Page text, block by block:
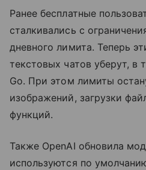
Ранее бесплатные
сталкивались с
дневного лимита. Теперь
текстовых чатов уберут, в
Go. При этом лимиты
изображений, загрузки
функций.
Также OpenAI обновила
используются по